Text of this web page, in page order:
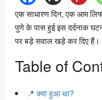
एक साधारण दिन, एक आम
पुणे के पास हुई इस दर्दनाक
पर बड़े सवाल खड़े कर दिए हैं।
Table of
📍 क्या हुआ था?